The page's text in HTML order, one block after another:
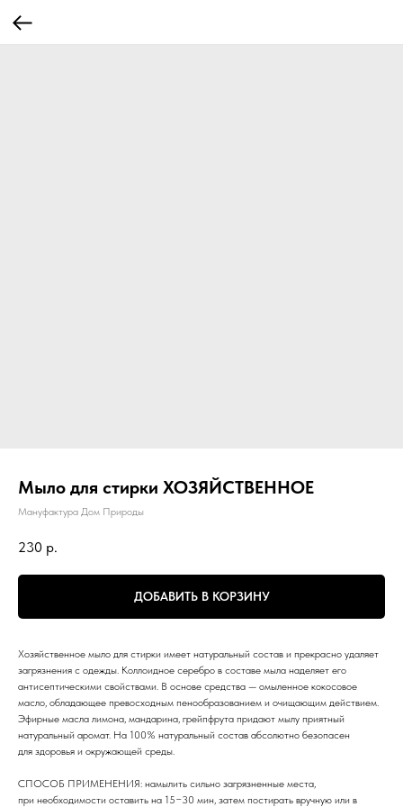
Мыло для стирки ХОЗЯЙСТВЕННОЕ
Мануфактура Дом Природы
230 р.
ДОБАВИТЬ В КОРЗИНУ
Хозяйственное мыло для стирки имеет натуральный состав и прекрасно удаляет
загрязнения с одежды. Коллоидное серебро в составе мыла наделяет его
антисептическими свойствами. В основе средства — омыленное кокосовое
масло, обладающее превосходным пенообразованием и очищающим действием.
Эфирные масла лимона, мандарина, грейпфрута придают мылу приятный
натуральный аромат. На 100% натуральный состав абсолютно безопасен
для здоровья и окружающей среды.
СПОСОБ ПРИМЕНЕНИЯ: намылить сильно загрязненные места,
при необходимости оставить на 15−30 мин, затем постирать вручную или в